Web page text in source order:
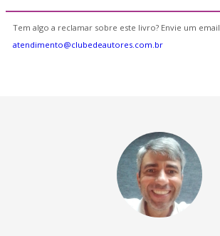
Tem algo a reclamar sobre este livro? Envie um
atendimento@clubedeautores.com.br